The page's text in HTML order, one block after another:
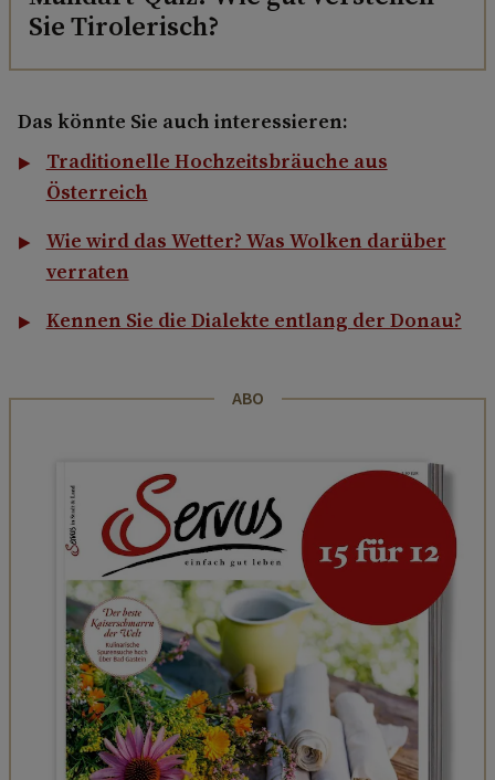
Sie Tirolerisch?
Das könnte Sie auch interessieren:
Traditionelle Hochzeitsbräuche aus
Österreich
Wie wird das Wetter? Was Wolken darüber
verraten
Kennen Sie die Dialekte entlang der Donau?
ABO